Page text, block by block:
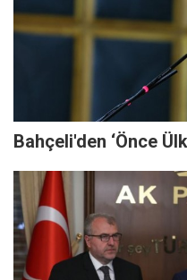
Bahçeli'den ‘Önce